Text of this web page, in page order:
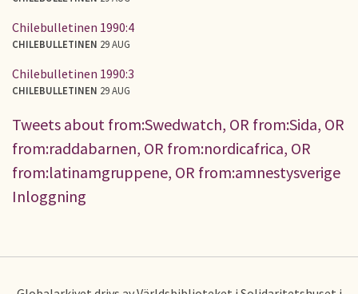
Chilebulletinen 1990:4
CHILEBULLETINEN 29 AUG
Chilebulletinen 1990:3
CHILEBULLETINEN 29 AUG
Tweets about from:Swedwatch, OR from:Sida, OR
from:raddabarnen, OR from:nordicafrica, OR
from:latinamgruppene, OR from:amnestysverige
Inloggning